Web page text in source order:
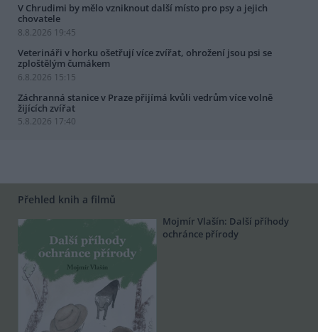
V Chrudimi by mělo vzniknout další místo pro psy a jejich
chovatele
8.8.2026 19:45
Veterináři v horku ošetřují více zvířat, ohrožení jsou psi se
zploštělým čumákem
6.8.2026 15:15
Záchranná stanice v Praze přijímá kvůli vedrům více volně
žijících zvířat
5.8.2026 17:40
Přehled knih a filmů
Mojmír Vlašín: Další příhody
ochránce přírody